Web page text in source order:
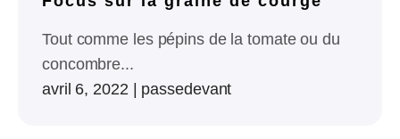
Tout comme les pépins de la tomate ou du
concombre...
avril 6, 2022| passedevant